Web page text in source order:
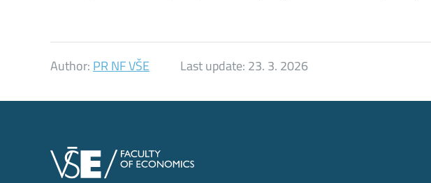
Author: PR NF VŠE Last update: 23. 3. 2026